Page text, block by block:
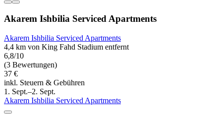
Akarem Ishbilia Serviced Apartments
Akarem Ishbilia Serviced Apartments
4,4 km von King Fahd Stadium entfernt
6,8/10
(3 Bewertungen)
37 €
inkl. Steuern & Gebühren
1. Sept.–2. Sept.
Akarem Ishbilia Serviced Apartments